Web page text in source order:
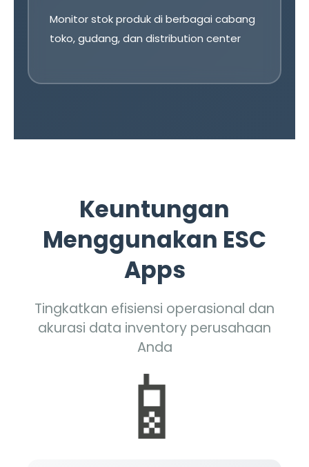
Monitor stok produk di berbagai cabang
toko, gudang, dan distribution center
Keuntungan
Menggunakan ESC
Apps
Tingkatkan efisiensi operasional dan
akurasi data inventory perusahaan
Anda
📱